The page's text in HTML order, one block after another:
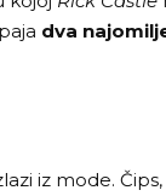
dva
iz mode.